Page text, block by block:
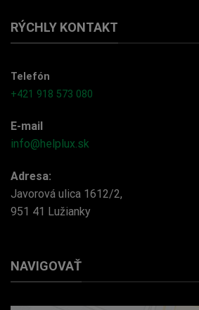
RÝCHLY KONTAKT
Telefón
+421 918 573 080
E-mail
info@helplux.sk
Adresa:
Javorová ulica 1612/2,
951 41 Lužianky
NAVIGOVAŤ